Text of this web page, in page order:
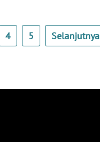
4 5 Selanjutnya